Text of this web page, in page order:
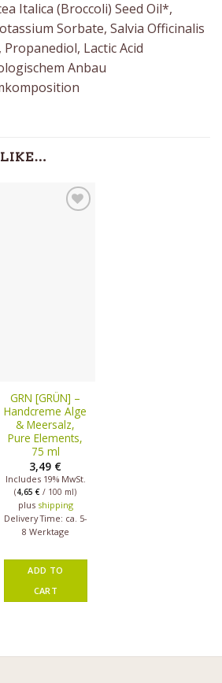
Italica (Broccoli) Seed Oil*,
Sorbate, Salvia Officinalis
Lactic Acid
Anbau
LIKE…
GRN [GRÜN] –
Handcreme Alge
& Meersalz,
Pure Elements,
75 ml
3,49 €
Includes 19% MwSt.
(4,65€ / 100 ml)
plus shipping
Delivery Time: ca. 5-
8 Werktage
ADD TO
CART